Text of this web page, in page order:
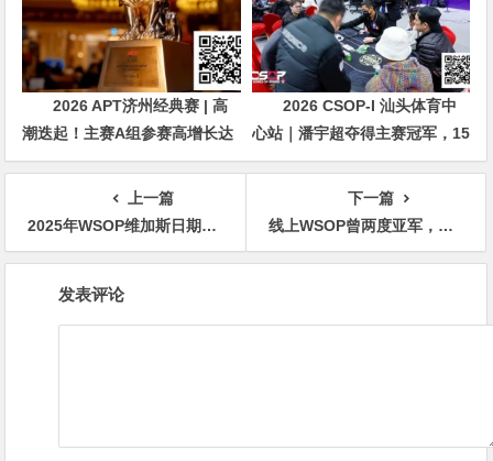
2026 APT济州经典赛 | 高
潮迭起！主赛A组参赛高增长达
676人次！中国选手 Tony Lin
逆袭夺超级豪客赛冠军！
2026 CSOP-I 汕头体育中
心站｜潘宇超夺得主赛冠军，15
年扑克路，圆梦CSOP！
上一篇
2025年WSOP维加斯日期公布，Bonomo戴围巾被威胁禁赛的风波
下一篇
线上WSOP曾两度亚军，周懿楠一鸣惊人的WSOP天堂岛主赛事金手链之路！
发表评论